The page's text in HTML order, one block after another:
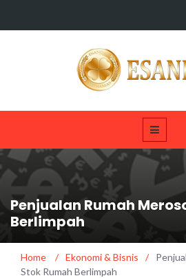
Penjualan Rumah
Berlimpah
Home / Ekonomi & Bisnis /
Stok Rumah Berlimpah